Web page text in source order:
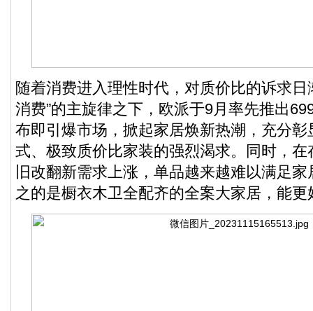
随着消费进入理性时代，对质价比的诉求日
消费”的主旋律之下，欧派于9月率先推出
布即引爆市场，掀起家居焕新热潮，充分
式、极致质价比家装的强烈渴求。同时，
旧改翻新需求上涨，单品越来越难以满足
之的是橱衣木卫全配齐的全案大家居，能